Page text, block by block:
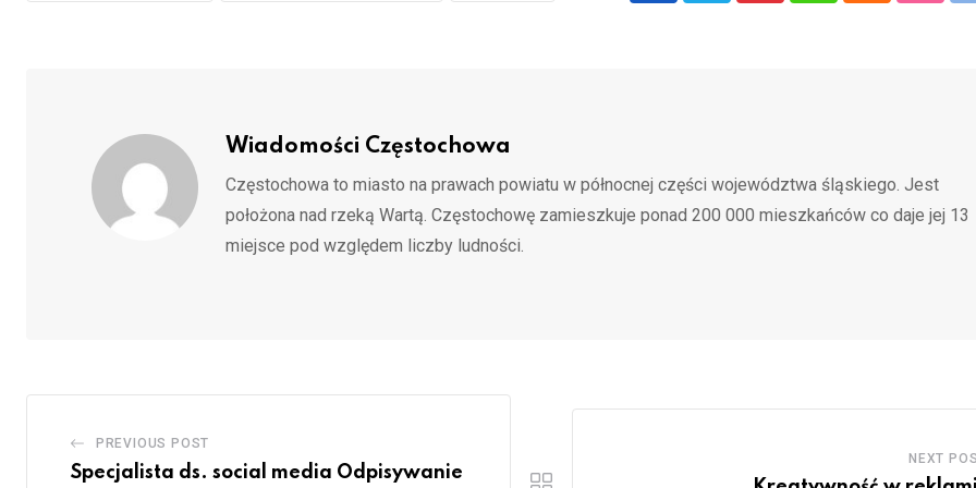
Wiadomości Częstochowa
Częstochowa to miasto na prawach powiatu w północnej części województwa śląskiego. Jest
położona nad rzeką Wartą. Częstochowę zamieszkuje ponad 200 000 mieszkańców co daje jej 13
miejsce pod względem liczby ludności.
PREVIOUS POST
Specjalista ds. social media Odpisywanie
NEXT